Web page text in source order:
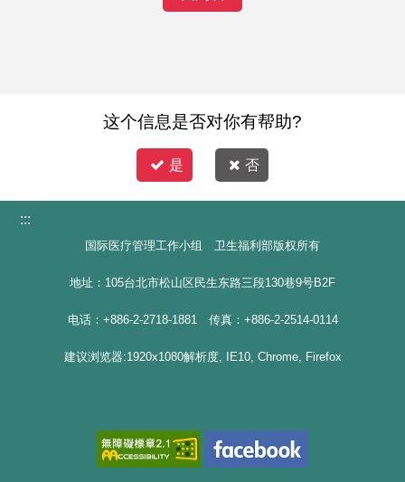
这个信息是否对你有帮助?
是 否
:::
国际医疗管理工作小组 卫生福利部版权所有
地址：105台北市松山区民生东路三段130巷9号B2F
电话：+886-2-2718-1881 传真：+886-2-2514-0114
建议浏览器:1920x1080解析度, IE10, Chrome, Firefox